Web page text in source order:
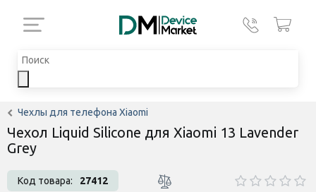
Чехлы для телефона Xiaomi
Чехол Liquid Silicone для Xiaomi 13 Lavender
Grey
Код товара: 27412